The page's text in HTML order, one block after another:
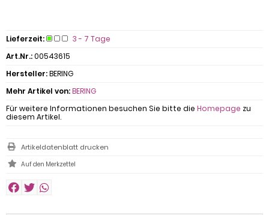
Lieferzeit:
3 - 7 Tage
Art.Nr.:00543615
Hersteller:BERING
Mehr Artikel von:BERING
Für weitere Informationen besuchen Sie bitte die Homepage zu
diesem Artikel.
Artikeldatenblatt drucken